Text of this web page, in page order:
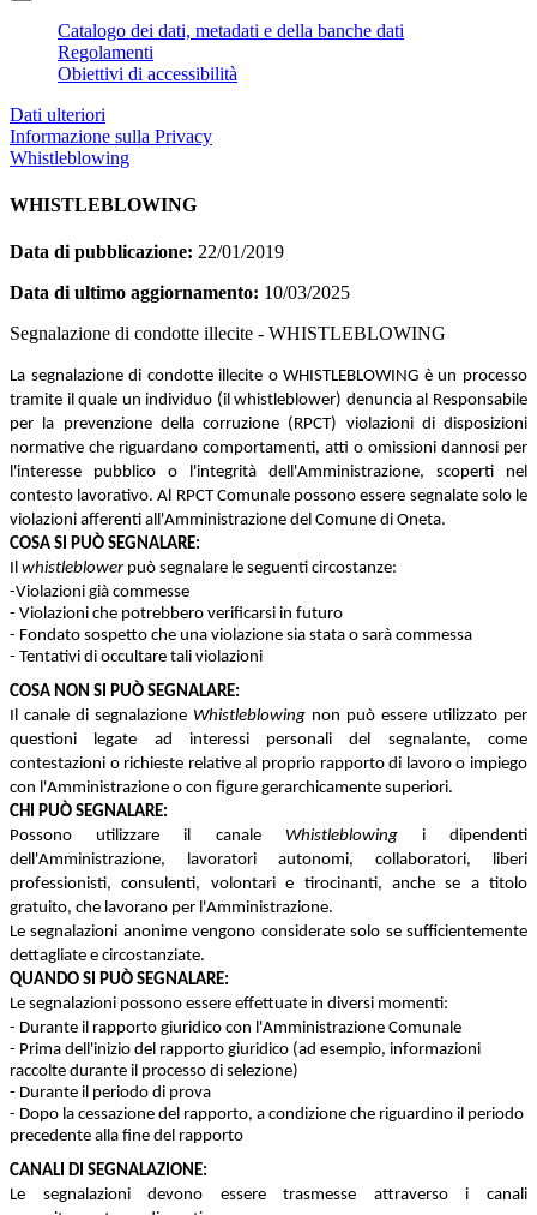
Catalogo dei dati, metadati e della banche dati
Regolamenti
Obiettivi di accessibilità
Dati ulteriori
Informazione sulla Privacy
Whistleblowing
WHISTLEBLOWING
Data di pubblicazione: 22/01/2019
Data di ultimo aggiornamento: 10/03/2025
Segnalazione di condotte illecite - WHISTLEBLOWING
La segnalazione di condotte illecite o WHISTLEBLOWING è un processo
tramite il quale un individuo (il whistleblower) denuncia al Responsabile
per la prevenzione della corruzione (RPCT) violazioni di disposizioni
normative che riguardano comportamenti, atti o omissioni dannosi per
l'interesse pubblico o l'integrità dell'Amministrazione, scoperti nel
contesto lavorativo. Al RPCT Comunale possono essere segnalate solo le
violazioni afferenti all'Amministrazione del Comune di Oneta.
COSA SI PUÒ SEGNALARE:
Il whistleblowerpuò segnalare le seguenti circostanze:
-Violazioni già commesse
- Violazioni che potrebbero verificarsi in futuro
- Fondato sospetto che una violazione sia stata o sarà commessa
- Tentativi di occultare tali violazioni
COSA NON SI PUÒ SEGNALARE:
Il canale di segnalazione Whistleblowing non può essere utilizzato per
questioni legate ad interessi personali del segnalante, come
contestazioni o richieste relative al proprio rapporto di lavoro o impiego
con l'Amministrazione o con figure gerarchicamente superiori.
CHI PUÒ SEGNALARE:
Possono utilizzare il canale Whistleblowingi dipendenti
dell'Amministrazione, lavoratori autonomi, collaboratori, liberi
professionisti, consulenti, volontari e tirocinanti, anche se a titolo
gratuito, che lavorano per l'Amministrazione.
Le segnalazioni anonime vengono considerate solo se sufficientemente
dettagliate e circostanziate.
QUANDO SI PUÒ SEGNALARE:
Le segnalazioni possono essere effettuate in diversi momenti:
- Durante il rapporto giuridico con l'Amministrazione Comunale
- Prima dell'inizio del rapporto giuridico (ad esempio, informazioni
raccolte durante il processo di selezione)
- Durante il periodo di prova
- Dopo la cessazione del rapporto, a condizione che riguardino il periodo
precedente alla fine del rapporto
CANALI DI SEGNALAZIONE:
Le segnalazioni devono essere trasmesse attraverso i canali